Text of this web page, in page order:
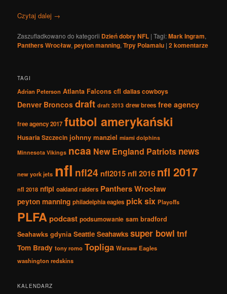
Czytaj dalej →
Zaszufladkowano do kategorii Dzień dobry NFL |Tagi:Mark Ingram,
Panthers Wrocław,peyton manning,Trpy Polamalu |2komentarze
TAGI
Adrian Peterson Atlanta Falcons cfl dallas cowboys
Denver Broncos draft draft 2013 drew brees free agency
free agency 2017 futbol amerykański
Husaria Szczecin johnny manziel miami dolphins
Minnesota Vikings ncaa New England Patriots news
new york jets nfl nfl24 nfl2015 nfl 2016 nfl 2017
nfl 2018 nflpl oakland raiders Panthers Wrocław
peyton manning philadelphia eagles pick six Playoffs
PLFA podcast podsumowanie sam bradford
Seahawks gdynia Seattle Seahawks super bowl tnf
Tom Brady tony romo Topliga Warsaw Eagles
washington redskins
KALENDARZ